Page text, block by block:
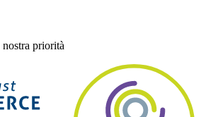
priorità